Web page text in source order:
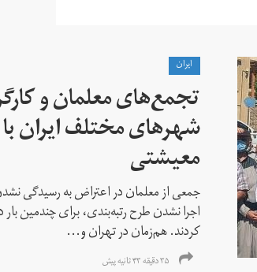
ايران
تجمع‌های معلمان و
شهرهای مختلف ایران
معیشتی
جمعی از معلمان در اعتراض به رسیدگی
اجرا نشدن طرح رتبه‌بندی، برای چندمین
کردند. هم‌زمان در تهران و...
۳۵ دقیقه ۴۳ ثانیه پیش